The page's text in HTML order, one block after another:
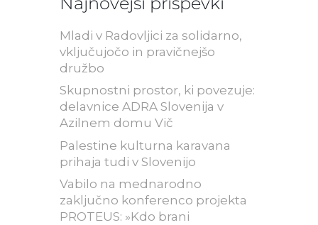
Mladi v Radovljici za solidarno,
vključujočo in pravičnejšo
družbo
Skupnostni prostor, ki povezuje:
delavnice ADRA Slovenija v
Azilnem domu Vič
Palestine kulturna karavana
prihaja tudi v Slovenijo
Vabilo na mednarodno
zaključno konferenco projekta
PROTEUS: »Kdo brani